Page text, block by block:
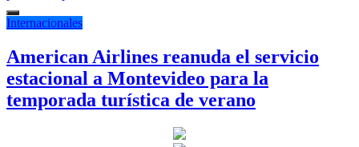
Internacionales
American Airlines reanuda el servicio
estacional a Montevideo para la
temporada turística de verano